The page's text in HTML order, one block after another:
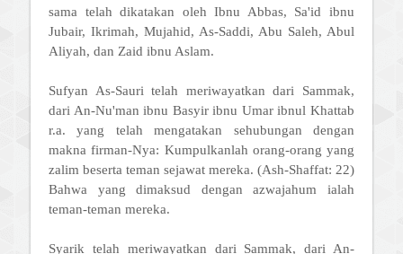
sama telah dikatakan oleh Ibnu Abbas, Sa'id ibnu
Jubair, Ikrimah, Mujahid, As-Saddi, Abu Saleh, Abul
Aliyah, dan Zaid ibnu Aslam.
Sufyan As-Sauri telah meriwayatkan dari Sammak,
dari An-Nu'man ibnu Basyir ibnu Umar ibnul Khattab
r.a. yang telah mengatakan sehubungan dengan
makna firman-Nya: Kumpulkanlah orang-orang yang
zalim beserta teman sejawat mereka. (Ash-Shaffat: 22)
Bahwa yang dimaksud dengan azwajahum ialah
teman-teman mereka.
Syarik telah meriwayatkan dari Sammak, dari An-